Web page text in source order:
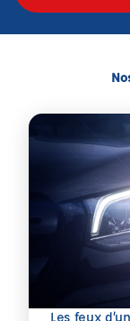
Les feux